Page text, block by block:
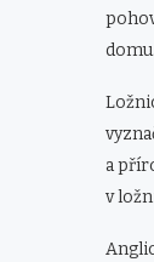
domu.
a
v